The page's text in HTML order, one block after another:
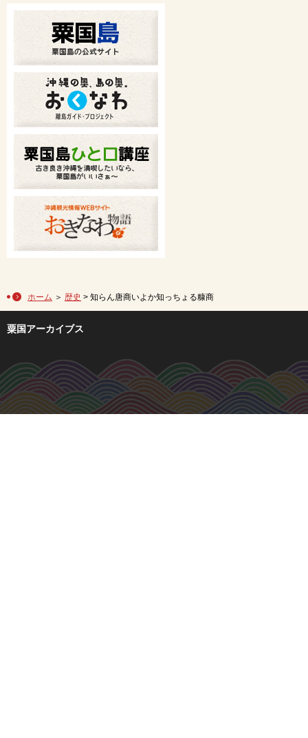
ホーム ＞ 歴史 > 知らん唐商いよか知っちょる糠商
粟国アーカイブス